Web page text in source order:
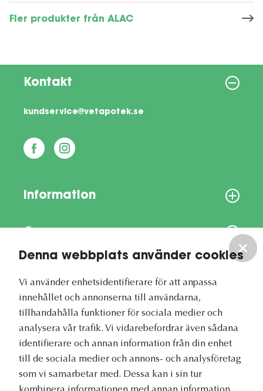
Denna webbplats använder cookies
Vi använder enhetsidentifierare för att anpassa
innehållet och annonserna till användarna,
tillhandahålla funktioner för sociala medier och
analysera vår trafik. Vi vidarebefordrar även sådana
identifierare och annan information från din enhet
till de sociala medier och annons- och analysföretag
som vi samarbetar med. Dessa kan i sin tur
Fler produkter från ALAC
Kontakt
kundservice@vetapotek.se
Information
Vetapotek.se är en del av
Evidensia Djursjukvård